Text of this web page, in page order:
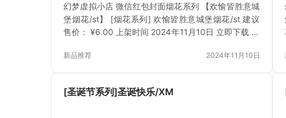
幻梦虚拟小店 微信红包封面烟花系列 【欢愉皆胜意城
堡烟花/st】 [烟花系列] 欢愉皆胜意城堡烟花/st 建议
售价： ¥6.00 上架时间 2024年11月10日 立即下载 已
新品推荐 2024年11月10日
[圣诞节系列]圣诞快乐/XM